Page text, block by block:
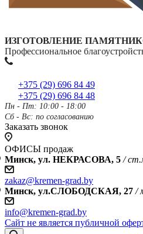
ИЗГОТОВЛЕНИЕ
Профессиональное
+375 (29) 696 84 49
+375 (29) 696 84 48
Пн - Пт: 10:00 - 18:00
Сб - Вс: по согласованию
Заказать звонок
ОФИСЫ продаж
Минск, ул. НЕКРАСОВА, 5 /
zakaz@kremen-grad.by
Минск, ул.СЛОБОДСКАЯ, 27 /
info@kremen-grad.by
Сайт не является публичной